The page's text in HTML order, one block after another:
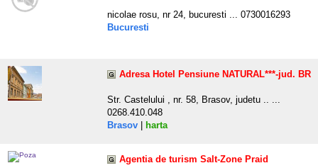
nicolae rosu, nr 24, bucuresti ... 0730016293
Bucuresti
Adresa Hotel Pensiune NATURAL***-jud. BR
Str. Castelului , nr. 58, Brasov, judetu .. ...
0268.410.048
Brasov
harta
Agentia de turism Salt-Zone Praid